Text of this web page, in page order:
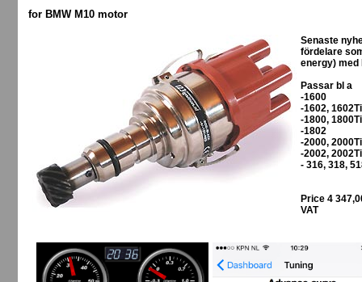
for BMW M10 motor
Senaste
fördelare
energy) med
Passar bl a
-1600
-1602, 1602Ti
-1800, 1800Ti
-1802
-2000,
-2002,
- 316, 318,
Price 4
VAT